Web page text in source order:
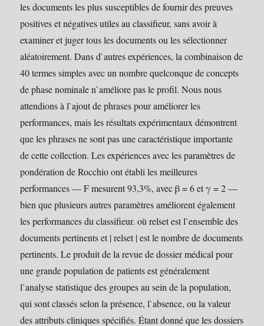
les documents les plus susceptibles de fournir des preuves
positives et négatives utiles au classifieur, sans avoir à
examiner et juger tous les documents ou les sélectionner
aléatoirement. Dans d`autres expériences, la combinaison de
40 termes simples avec un nombre quelconque de concepts
de phase nominale n`améliore pas le profil. Nous nous
attendions à l`ajout de phrases pour améliorer les
performances, mais les résultats expérimentaux démontrent
que les phrases ne sont pas une caractéristique importante
de cette collection. Les expériences avec les paramètres de
pondération de Rocchio ont établi les meilleures
performances — F mesurent 93,3%, avec β = 6 et γ = 2 —
bien que plusieurs autres paramètres améliorent également
les performances du classifieur. où relset est l`ensemble des
documents pertinents et | relset | est le nombre de documents
pertinents. Le produit de la revue de dossier médical pour
une grande population de patients est généralement
l`analyse statistique des groupes au sein de la population,
qui sont classés selon la présence, l`absence, ou la valeur
des attributs cliniques spécifiés. Étant donné que les dossiers